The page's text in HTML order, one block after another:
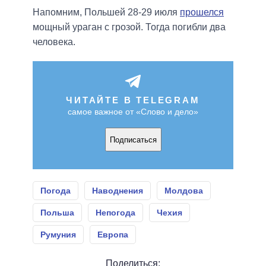
Напомним, Польшей 28-29 июля прошелся
мощный ураган с грозой. Тогда погибли два
человека.
ЧИТАЙТЕ В TELEGRAM
самое важное от «Слово и дело»
Подписаться
Погода Наводнения Молдова
Польша Непогода Чехия
Румуния Европа
Поделиться: